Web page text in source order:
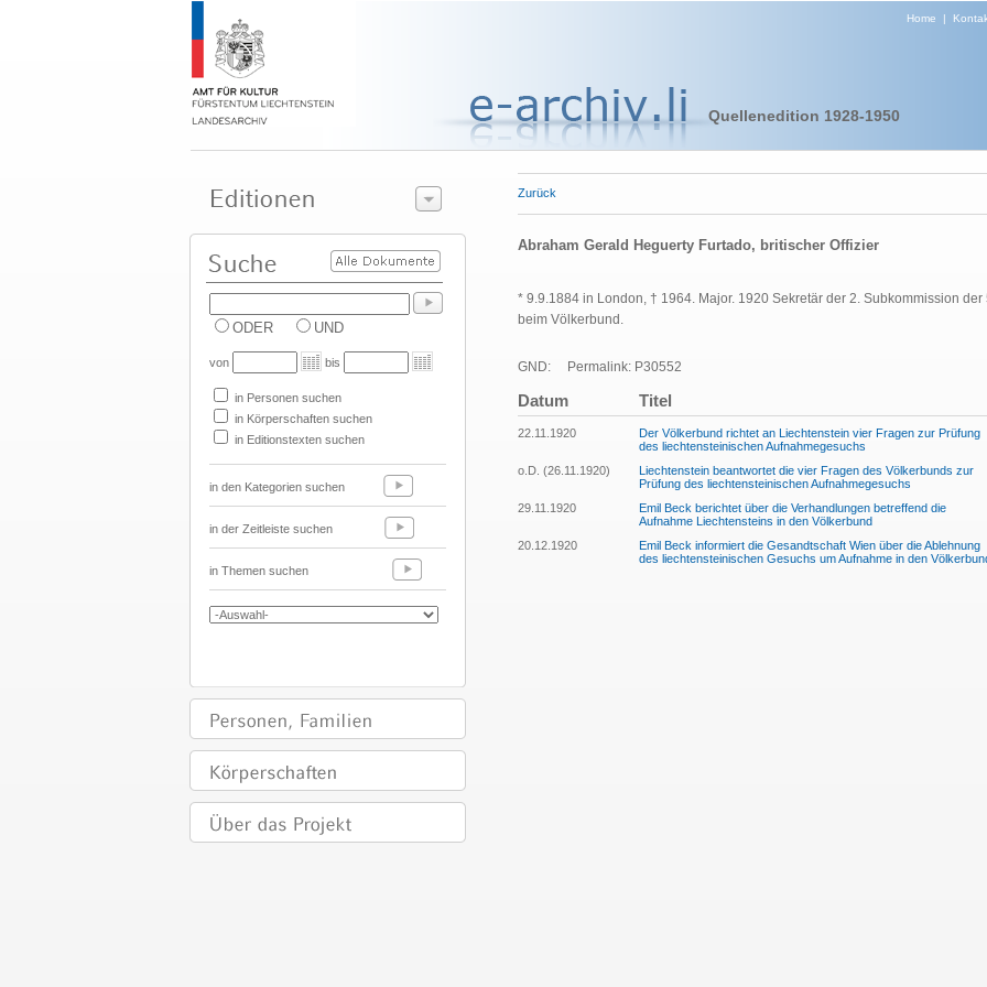
Home |
Quellenedition 1928-1950
ODER UND
von bis
in Personen suchen
in Körperschaften suchen
in Editionstexten suchen
in den Kategorien suchen
in der Zeitleiste suchen
in Themen suchen
Zurück
Abraham Gerald Heguerty Furtado, britischer Offizier
* 9.9.1884 in London, † 1964. Major. 1920 Sekretär der 2. Subkommission
beim Völkerbund.
GND: Permalink: P30552
Datum Titel
22.11.1920
Der Völkerbund richtet an Liechtenstein vier Fragen zur Prüfung
des liechtensteinischen Aufnahmegesuchs
o.D. (26.11.1920)
Liechtenstein beantwortet die vier Fragen des Völkerbunds zur
Prüfung des liechtensteinischen Aufnahmegesuchs
29.11.1920
Emil Beck berichtet über die Verhandlungen betreffend die
Aufnahme Liechtensteins in den Völkerbund
20.12.1920
Emil Beck informiert die Gesandtschaft Wien über die Ablehnung
des liechtensteinischen Gesuchs um Aufnahme in den